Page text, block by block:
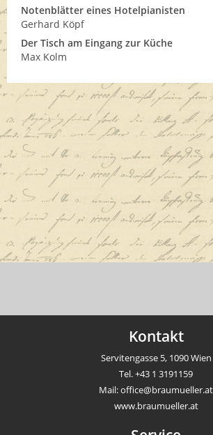
Notenblätter eines Hotelpianisten
Gerhard Köpf
Der Tisch am Eingang zur Küche
Max Kolm
Kontakt
Servitengasse 5, 1090 Wien
Tel.+43 1 3191159
Mail:office@braumueller.at
www.braumueller.at